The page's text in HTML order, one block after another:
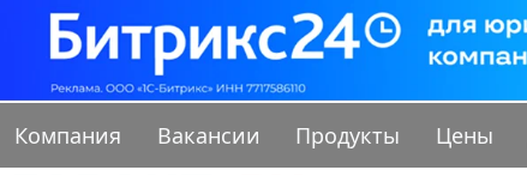
Компания Вакансии Продукты Цены